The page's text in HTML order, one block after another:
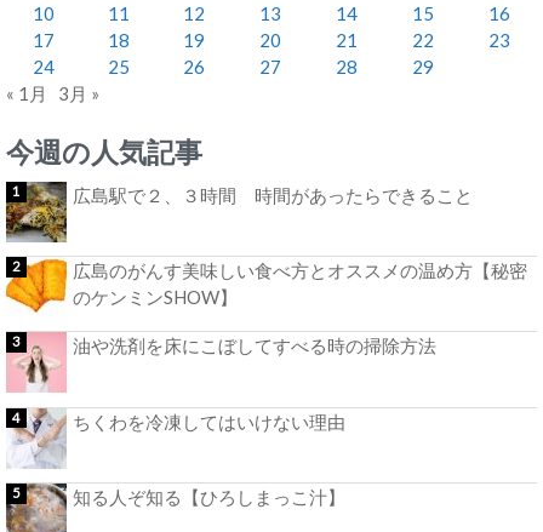
10
11 12 13 14 15
16
17
18 19 20 21 22
23
24
25 26 27 28
29
« 1月
3月 »
今週の人気記事
広島駅で２、３時間 時間があったらできること
広島のがんす美味しい食べ方とオススメの温め方【秘密
のケンミンSHOW】
油や洗剤を床にこぼしてすべる時の掃除方法
ちくわを冷凍してはいけない理由
知る人ぞ知る【ひろしまっこ汁】